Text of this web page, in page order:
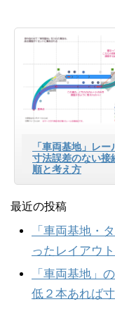
「車両基地」レー
寸法誤差のない接
順と考え方
最近の投稿
「車両基地・
ったレイアウ
「車両基地」
低２本あれば